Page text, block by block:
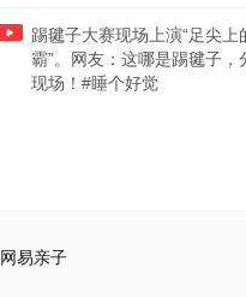
踢毽子大赛现场上演“足尖上
霸”。网友：这哪是踢毽子，
现场！#睡个好觉
网易亲子